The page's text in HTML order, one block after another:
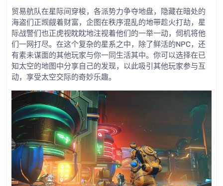
贸易航队在星际间穿梭，各派势力争夺地盘，隐藏在暗处的
海盗们正觊觎着财富，企图在秩序混乱的地带趁火打劫，星
际战警们也正虎视眈眈地注视着他们的一举一动，伺机将他
们一网打尽。在这个复杂的星系之中，除了鲜活的NPC，还
有素未谋面的其他玩家与你一同生活其中。你可以选择在已
知太空的地图中分享自己的发现，以此吸引其他玩家参与互
动，享受太空交际的奇妙乐趣。